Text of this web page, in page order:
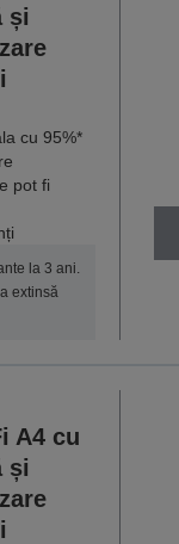
și
cu 95%*
pot fi
la 3 ani.
extinsă
A4 cu
și